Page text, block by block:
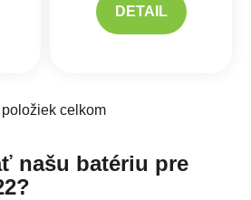
DETAIL
Ovládacie prvky výpisu
položiek celkom
našu batériu pre